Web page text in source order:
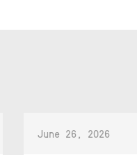
June 26, 2026